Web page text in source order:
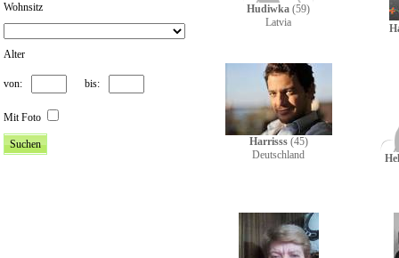
Wohnsitz
Alter
von: bis:
Mit Foto
Hudiwka (59)
Latvia
Harrisss (45)
Deutschland